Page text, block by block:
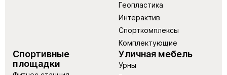
Геопластика
Интерактив
Спорткомплексы
Комплектующие
Спортивные
площадки
Уличная мебель
Урны